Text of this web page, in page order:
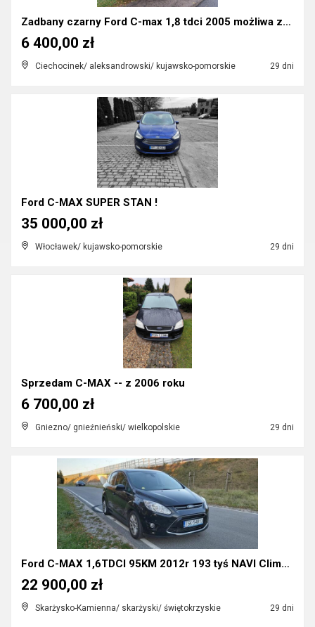
Zadbany czarny Ford C-max 1,8 tdci 2005 możliwa za...
Ciechocinek/ aleksandrowski/ kujawsko-pomorskie 29 dni
6 400,00 zł
Ford C-MAX SUPER STAN !
Włocławek/ kujawsko-pomorskie 29 dni
35 000,00 zł
Sprzedam C-MAX -- z 2006 roku
Gniezno/ gnieźnieński/ wielkopolskie 29 dni
6 700,00 zł
Ford C-MAX 1,6TDCI 95KM 2012r 193 tyś NAVI Climatr...
Skarżysko-Kamienna/ skarżyski/ świętokrzyskie 29 dni
22 900,00 zł